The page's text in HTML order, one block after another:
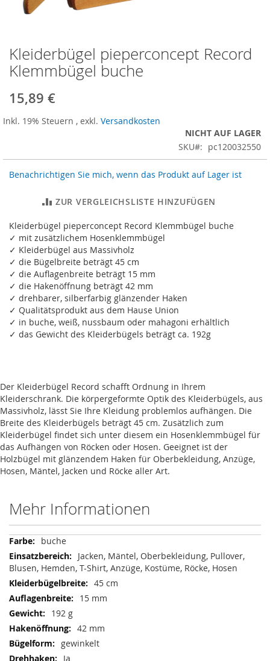
Kleiderbügel pieperconcept Record
Klemmbügel buche
15,89 €
Inkl. 19% Steuern , exkl. Versandkosten
NICHT AUF LAGER
SKU
pc120032550
Benachrichtigen Sie mich, wenn das Produkt auf Lager ist
ZUR VERGLEICHSLISTE HINZUFÜGEN
Kleiderbügel pieperconcept Record Klemmbügel buche
✓ mit zusätzlichem Hosenklemmbügel
✓ Kleiderbügel aus Massivholz
✓ die Bügelbreite beträgt 45 cm
✓ die Auflagenbreite beträgt 15 mm
✓ die Hakenöffnung beträgt 42 mm
✓ drehbarer, silberfarbig glänzender Haken
✓ Qualitätsprodukt aus dem Hause Union
✓ in buche, weiß, nussbaum oder mahagoni erhältlich
✓ das Gewicht des Kleiderbügels beträgt ca. 192g
Zum
Anfang
der
springen
Der Kleiderbügel Record schafft Ordnung in Ihrem
Kleiderschrank. Die körpergeformte Optik des Kleiderbügels, aus
Massivholz, lässt Sie Ihre Kleidung problemlos aufhängen. Die
Breite des Kleiderbügels beträgt 45 cm. Zusätzlich zum
Kleiderbügel findet sich unter diesem ein Hosenklemmbügel für
das Aufhängen von Röcken oder Hosen. Geeignet ist der
Holzbügel mit glänzendem Haken für Oberbekleidung, Anzüge,
Hosen, Mäntel, Jacken und Röcke aller Art.
Mehr Informationen
Mehr
Informationen
buche
Jacken, Mäntel, Oberbekleidung, Pullover,
Blusen, Hemden, T-Shirt, Anzüge, Kostüme, Röcke, Hosen
45 cm
15 mm
192 g
42 mm
gewinkelt
Ja